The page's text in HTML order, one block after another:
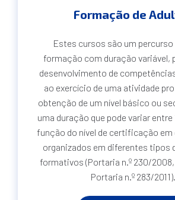
Formação de
Estes cursos são um percurso
formação com duração variável,
desenvolvimento de
ao exercício de uma atividade
obtenção de um nível básico ou
uma duração que pode variar entre
função do nível de certificação em
organizados em diferentes tipos
formativos (Portaria n.º 230/
Portaria n.º 283/2011).